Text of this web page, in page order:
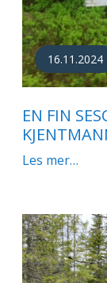
16.11.2024
EN FIN
Les mer…